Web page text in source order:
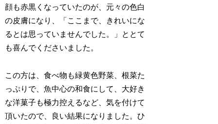
顔も赤黒くなっていたのが、元々の色白
の皮膚になり、「ここまで、きれいにな
るとは思っていませんでした。」ととて
も喜んでくださいました。
この方は、食べ物も緑黄色野菜、根菜た
っぷりで、魚中心の和食にして、大好き
な洋菓子も極力控えるなど、気を付けて
頂いたので、良い結果になりました。ひ